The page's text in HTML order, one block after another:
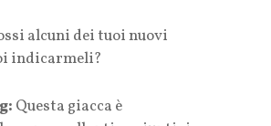
alcuni dei tuoi nuovi
indicarmeli?
Questa giacca è